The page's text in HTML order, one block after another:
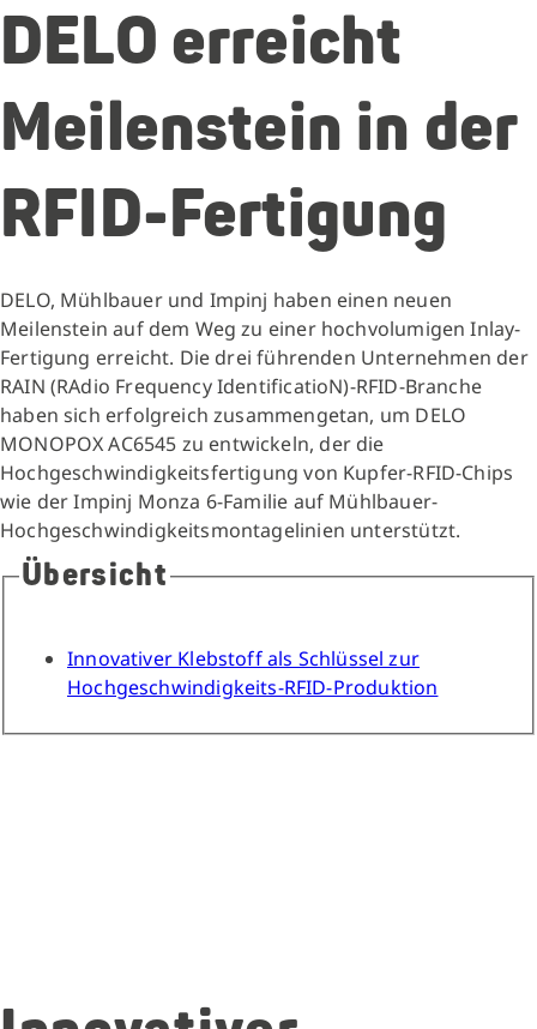
DELO erreicht
Meilenstein in der
RFID-Fertigung
DELO, Mühlbauer und Impinj haben einen neuen
Meilenstein auf dem Weg zu einer hochvolumigen Inlay-
Fertigung erreicht. Die drei führenden Unternehmen der
RAIN (RAdio Frequency IdentificatioN)-RFID-Branche
haben sich erfolgreich zusammengetan, um DELO
MONOPOX AC6545 zu entwickeln, der die
Hochgeschwindigkeitsfertigung von Kupfer-RFID-Chips
wie der Impinj Monza 6-Familie auf Mühlbauer-
Hochgeschwindigkeitsmontagelinien unterstützt.
Übersicht
Innovativer Klebstoff als Schlüssel zur
Hochgeschwindigkeits-RFID-Produktion